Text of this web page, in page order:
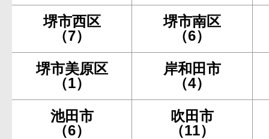
堺市西区
（7）
堺市南区
（6）
堺市美原区
（1）
岸和田市
（4）
池田市
（6）
吹田市
（11）